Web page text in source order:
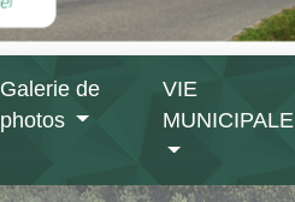
Galerie de
photos
VIE
MUNICIPALE